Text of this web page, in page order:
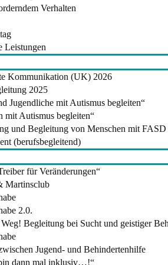
Verhalten
Leistungen
Kommunikation (UK) 2026
2025
Jugendliche mit Autismus begleiten“
mit Autismus begleiten“
und Begleitung von Menschen mit FASD
(berufsbegleitend)
für Veränderungen“
Martinsclub
2.0.
Begleitung bei Sucht und geistiger
Jugend- und Behindertenhilfe
dann mal inklusiv…!“